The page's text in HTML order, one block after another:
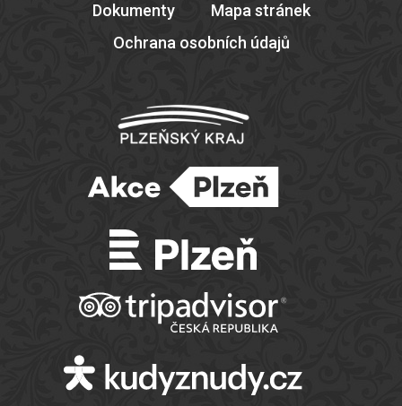
Dokumenty
Mapa stránek
Ochrana osobních údajů